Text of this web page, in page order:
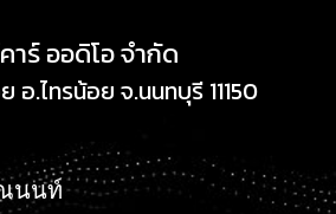
าร์ ออดิโอ จำกัด
อ.ไทรน้อย จ.นนทบุรี 11150
นนท์